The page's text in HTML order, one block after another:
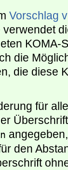
Vorschlag
verwendet
KOMA-
die
die diese
für
den